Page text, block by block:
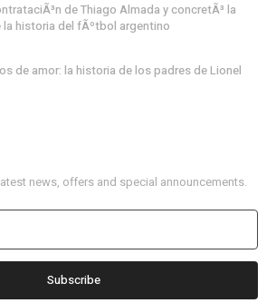
de Thiago Almada y concretÃ³ la
la historia del fÃºtbol argentino
de amor: la historia de los padres de Lionel
news, offers and special announcements.
Subscribe